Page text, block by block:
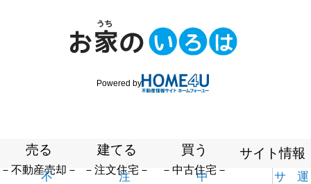
Powered by
売る
－不動産売却－
不
建てる
－注文住宅－
注
買う
－中古住宅－
中
サイト情報
サ
運